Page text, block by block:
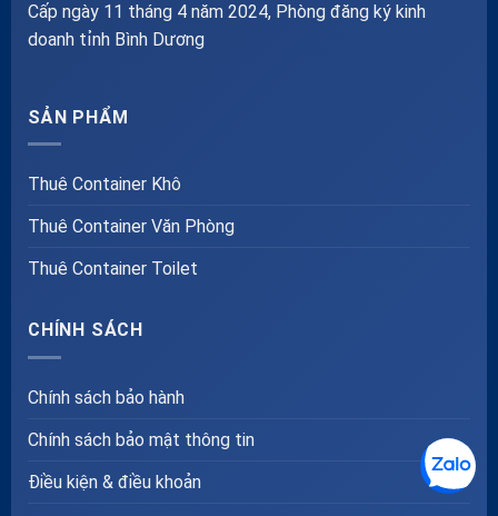
Cấp ngày 11 tháng 4 năm 2024, Phòng đăng ký kinh
doanh tỉnh Bình Dương
SẢN PHẨM
Thuê Container Khô
Thuê Container Văn Phòng
Thuê Container Toilet
CHÍNH SÁCH
Chính sách bảo hành
Chính sách bảo mật thông tin
Điều kiện & điều khoản